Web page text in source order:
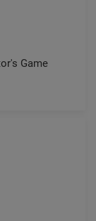
Game